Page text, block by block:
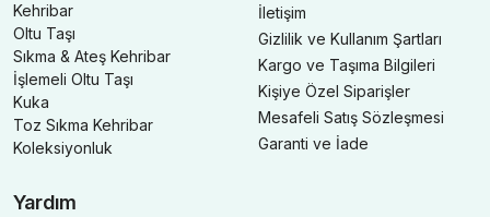
Kehribar
Oltu Taşı
Sıkma & Ateş Kehribar
İşlemeli Oltu Taşı
Kuka
Toz Sıkma Kehribar
Koleksiyonluk
İletişim
Gizlilik ve Kullanım Şartları
Kargo ve Taşıma Bilgileri
Kişiye Özel Siparişler
Mesafeli Satış Sözleşmesi
Garanti ve İade
Yardım